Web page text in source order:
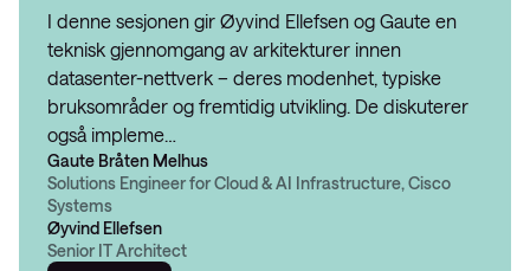
I denne sesjonen gir Øyvind Ellefsen og Gaute en
teknisk gjennomgang av arkitekturer innen
datasenter-nettverk – deres modenhet, typiske
bruksområder og fremtidig utvikling. De diskuterer
også impleme…
Gaute Bråten Melhus
Solutions Engineer for Cloud & AI Infrastructure, Cisco
Systems
Øyvind Ellefsen
Senior IT Architect